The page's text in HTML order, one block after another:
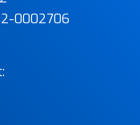
0002706